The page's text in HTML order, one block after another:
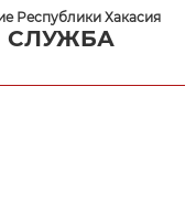
Республики Хакасия
СЛУЖБА